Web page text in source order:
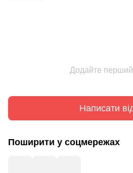
Додайте перший
Написати
Поширити у соцмережах